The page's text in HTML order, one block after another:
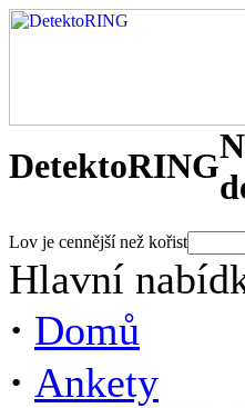
DetektoRING
Lov je cennější než kořist
Hlavní
· Domů
· Ankety